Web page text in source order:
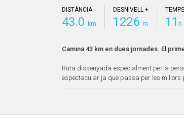
DISTÀNCIA
43.0 km
DESNIVELL +
1226 m 11 h
Camina 43 km en dues jornades. El
Ruta dissenyada especialment per a
espectacular ja que passa per les millors